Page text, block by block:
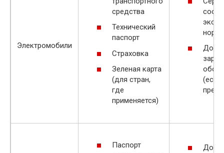
Электромобили
средства
Технический
паспорт
Страховка
Зеленая карта
(для стран,
где
применяется)
(если
Паспорт